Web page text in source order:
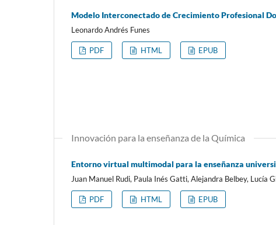
Modelo Interconectado de Crecimiento Profesional
Leonardo Andrés Funes
PDF HTML EPUB
Innovación para la enseñanza de la Química
Entorno virtual multimodal para la enseñanza
Juan Manuel Rudi, Paula Inés Gatti, Alejandra Belbey, Lucía
PDF HTML EPUB